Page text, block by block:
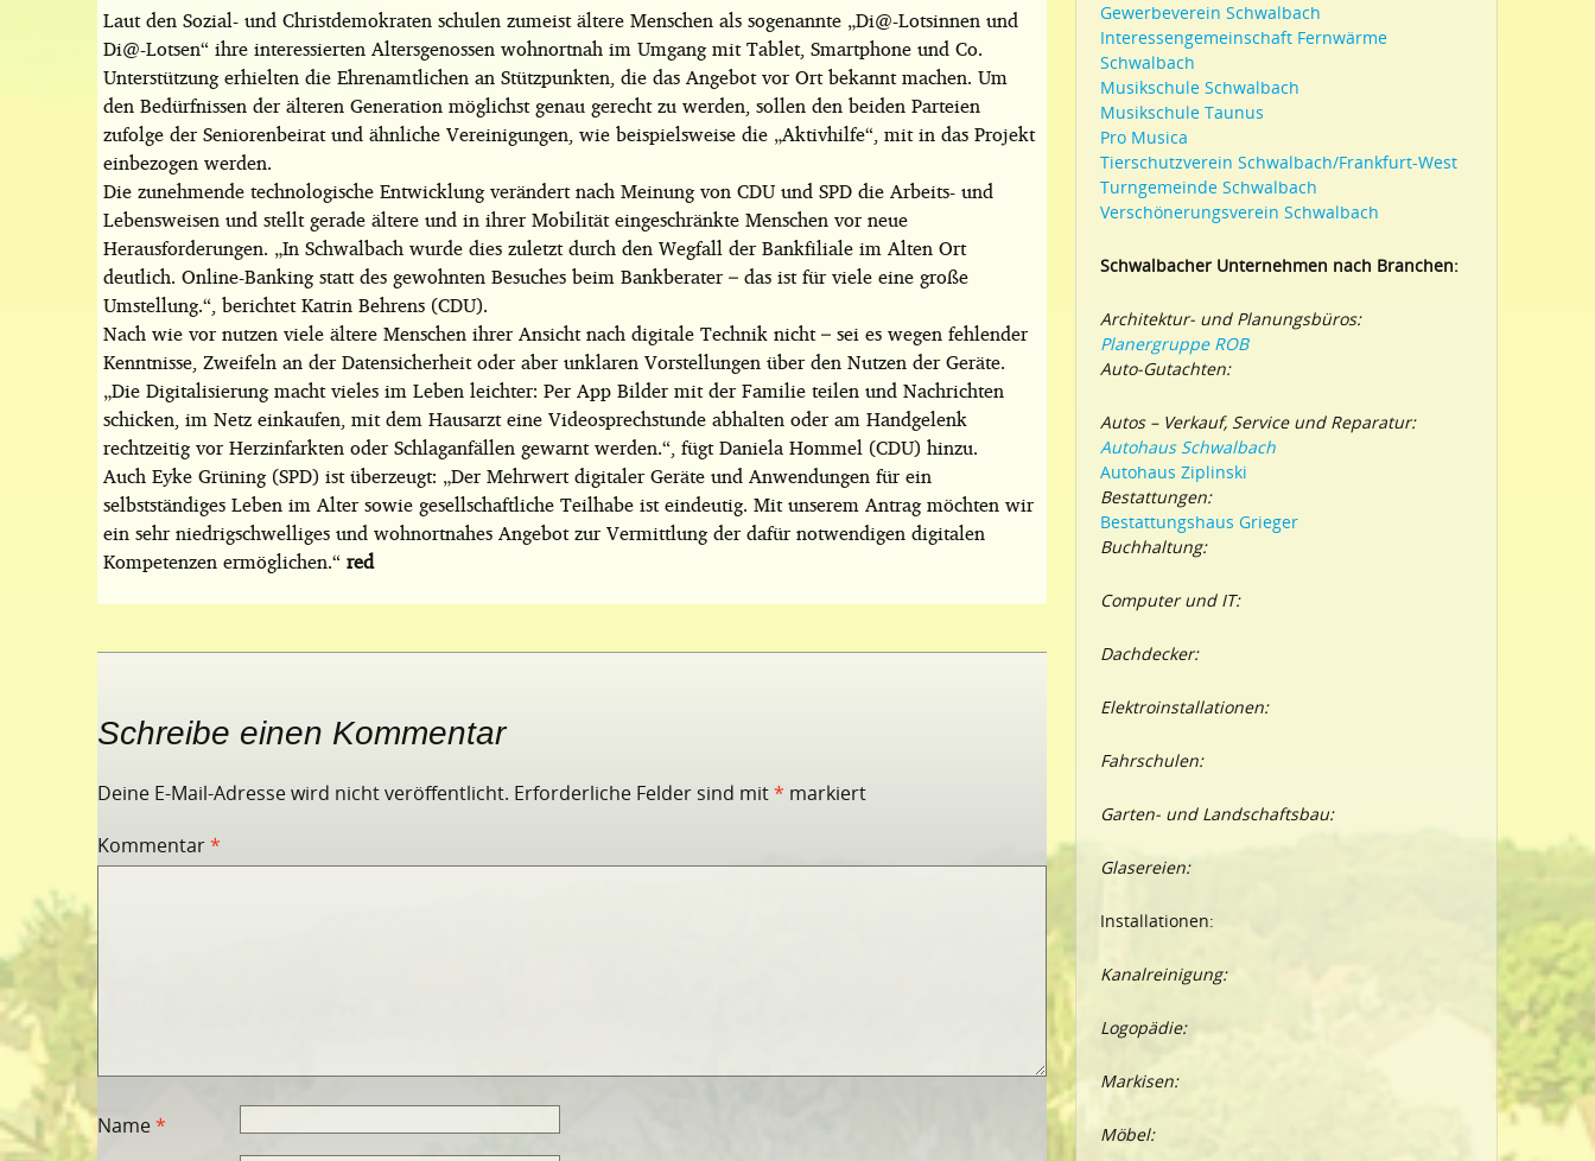
Laut den Sozial- und Christdemokraten schulen zumeist ältere Menschen als sogenannte „Di@-Lotsinnen und
Di@-Lotsen“ ihre interessierten Altersgenossen wohnortnah im Umgang mit Tablet, Smartphone und Co.
Unterstützung erhielten die Ehrenamtlichen an Stützpunkten, die das Angebot vor Ort bekannt machen. Um
den Bedürfnissen der älteren Generation möglichst genau gerecht zu werden, sollen den beiden Parteien
zufolge der Seniorenbeirat und ähnliche Vereinigungen, wie beispielsweise die „Aktivhilfe“, mit in das Projekt
einbezogen werden.
Die zunehmende technologische Entwicklung verändert nach Meinung von CDU und SPD die Arbeits- und
Lebensweisen und stellt gerade ältere und in ihrer Mobilität eingeschränkte Menschen vor neue
Herausforderungen. „In Schwalbach wurde dies zuletzt durch den Wegfall der Bankfiliale im Alten Ort
deutlich. Online-Banking statt des gewohnten Besuches beim Bankberater – das ist für viele eine große
Umstellung.“, berichtet Katrin Behrens (CDU).
Nach wie vor nutzen viele ältere Menschen ihrer Ansicht nach digitale Technik nicht – sei es wegen fehlender
Kenntnisse, Zweifeln an der Datensicherheit oder aber unklaren Vorstellungen über den Nutzen der Geräte.
„Die Digitalisierung macht vieles im Leben leichter: Per App Bilder mit der Familie teilen und Nachrichten
schicken, im Netz einkaufen, mit dem Hausarzt eine Videosprechstunde abhalten oder am Handgelenk
rechtzeitig vor Herzinfarkten oder Schlaganfällen gewarnt werden.“, fügt Daniela Hommel (CDU) hinzu.
Auch Eyke Grüning (SPD) ist überzeugt: „Der Mehrwert digitaler Geräte und Anwendungen für ein
selbstständiges Leben im Alter sowie gesellschaftliche Teilhabe ist eindeutig. Mit unserem Antrag möchten wir
ein sehr niedrigschwelliges und wohnortnahes Angebot zur Vermittlung der dafür notwendigen digitalen
Kompetenzen ermöglichen.“red
Schreibe einen Kommentar
Deine E-Mail-Adresse wird nicht veröffentlicht. Erforderliche Felder sind mit* markiert
Kommentar*
Name*
Gewerbeverein Schwalbach
Interessengemeinschaft Fernwärme
Schwalbach
Musikschule Schwalbach
Musikschule Taunus
Pro Musica
Tierschutzverein Schwalbach/Frankfurt-West
Turngemeinde Schwalbach
Verschönerungsverein Schwalbach
Schwalbacher Unternehmen nach Branchen:
Architektur- und Planungsbüros:
Planergruppe ROB
Auto-Gutachten:
Autos – Verkauf, Service und Reparatur:
Autohaus Schwalbach
Autohaus Ziplinski
Bestattungen:
Bestattungshaus Grieger
Buchhaltung:
Computer und IT:
Dachdecker:
Elektroinstallationen:
Fahrschulen:
Garten- und Landschaftsbau:
Glasereien:
Installationen:
Kanalreinigung:
Logopädie:
Markisen:
Möbel: